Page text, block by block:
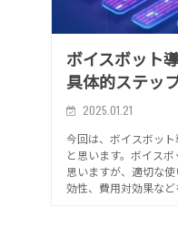
ボイスボット
具体的ステッ
2025.01.21
今回は、ボイスボッ
と思います。ボイス
思いますが、適切な
効性、費用対効果な